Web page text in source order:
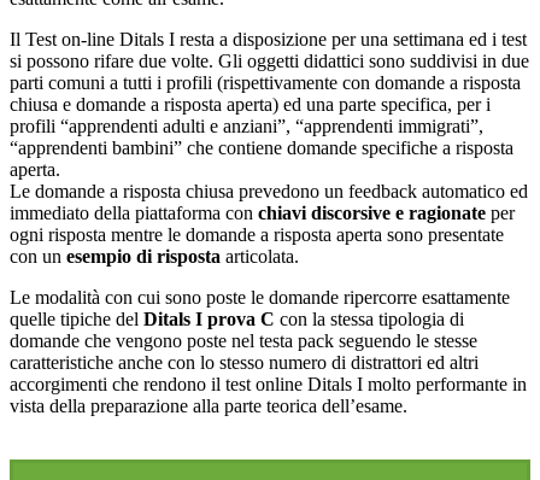
Il Test on-line Ditals I resta a disposizione per una settimana ed i test
si possono rifare due volte. Gli oggetti didattici sono suddivisi in due
parti comuni a tutti i profili (rispettivamente con domande a risposta
chiusa e domande a risposta aperta) ed una parte specifica, per i
profili “apprendenti adulti e anziani”, “apprendenti immigrati”,
“apprendenti bambini” che contiene domande specifiche a risposta
aperta.
Le domande a risposta chiusa prevedono un feedback automatico ed
immediato della piattaforma con chiavi discorsive e ragionate per
ogni risposta mentre le domande a risposta aperta sono presentate
con un esempio di risposta articolata.
Le modalità con cui sono poste le domande ripercorre esattamente
quelle tipiche del Ditals I prova C con la stessa tipologia di
domande che vengono poste nel testa pack seguendo le stesse
caratteristiche anche con lo stesso numero di distrattori ed altri
accorgimenti che rendono il test online Ditals I molto performante in
vista della preparazione alla parte teorica dell’esame.